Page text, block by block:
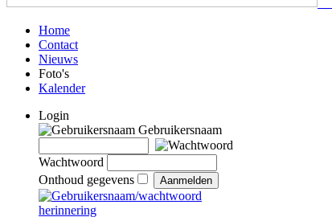
Home
Contact
Nieuws
Foto's
Kalender
Login
Gebruikersnaam
Wachtwoord
Onthoud gegevens